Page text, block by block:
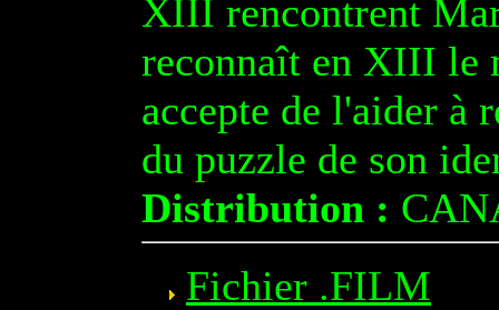
XIII rencontrent
reconnaît en XIII le
accepte de l'aider à
du puzzle de son
Distribution :
Fichier .FILM